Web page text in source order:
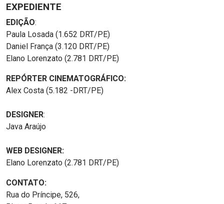
EXPEDIENTE
EDIÇÃO:
Paula Losada (1.652 DRT/PE)
Daniel França (3.120 DRT/PE)
Elano Lorenzato (2.781 DRT/PE)
REPÓRTER CINEMATOGRÁFICO:
Alex Costa (5.182 -DRT/PE)
DESIGNER:
Java Araújo
WEB DESIGNER:
Elano Lorenzato (2.781 DRT/PE)
CONTATO:
Rua do Príncipe, 526,